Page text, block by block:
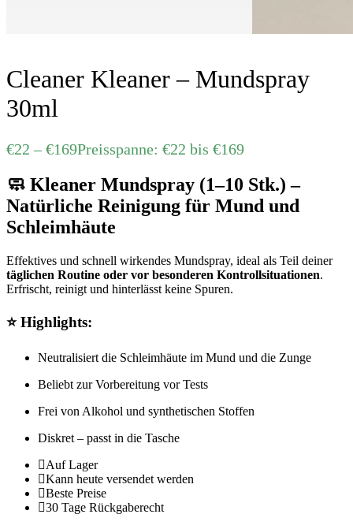
Cleaner Kleaner – Mundspray
30ml
€22 –€169Preisspanne: €22 bis €169
🧼 Kleaner Mundspray (1–10 Stk.) –
Natürliche Reinigung für Mund und
Schleimhäute
Effektives und schnell wirkendes Mundspray, ideal als Teil deiner
täglichen Routine oder vor besonderen Kontrollsituationen.
Erfrischt, reinigt und hinterlässt keine Spuren.
⭐ Highlights:
Neutralisiert die Schleimhäute im Mund und die Zunge
Beliebt zur Vorbereitung vor Tests
Frei von Alkohol und synthetischen Stoffen
Diskret – passt in die Tasche
Auf Lager
Kann heute versendet werden
Beste Preise
30 Tage Rückgaberecht